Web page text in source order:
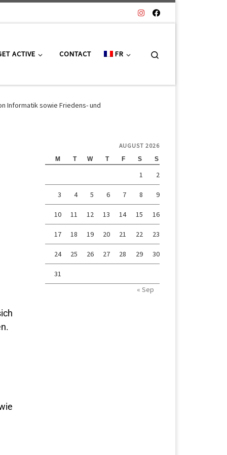
ACTIVE CONTACT FR
Informatik sowie Friedens- und
AUGUST 2026
M T W T F S S
1 2
3 4 5 6 7 8 9
10 11 12 13 14 15 16
17 18 19 20 21 22 23
24 25 26 27 28 29 30
31
« Sep